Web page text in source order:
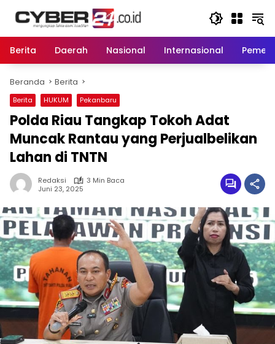
Berita
Daerah Nasional Internasional
Beranda Berita
Berita HUKUM Pekanbaru
Polda Riau Tangkap Tokoh Adat
Muncak Rantau yang Perjualbelikan
Lahan di TNTN
Redaksi
3 Min Baca
Juni 23, 2025